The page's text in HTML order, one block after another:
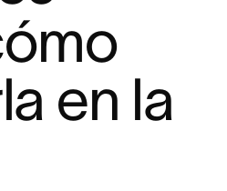
en la